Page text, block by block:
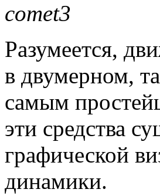
comet3
Разумеется,
в двумерном,
самым
эти средства
графической
динамики.